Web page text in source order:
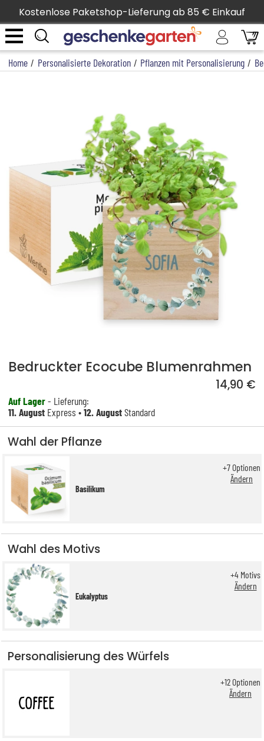
Kostenlose Paketshop-Lieferung ab 85 € Einkauf
Home / Personalisierte Dekoration / Pflanzen mit Personalisierung /
Bedruckter Ecocube Blumenrahmen
14,90 €
Auf Lager- Lieferung:
11. August Express •12. AugustStandard
Wahl der Pflanze
Basilikum
+7Optionen
Ändern
Wahl des Motivs
Eukalyptus
+4 Motivs
Ändern
Personalisierung des Würfels
+12Optionen
Ändern